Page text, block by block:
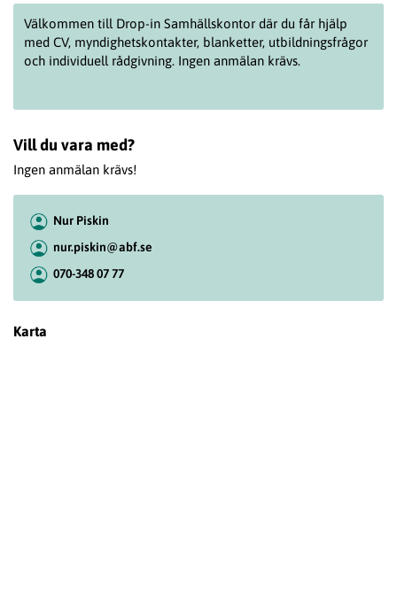
Välkommen till Drop-in Samhällskontor där du får hjälp
med CV, myndighetskontakter, blanketter, utbildningsfrågor
och individuell rådgivning. Ingen anmälan krävs.
Vill du vara med?
Ingen anmälan krävs!
Nur Piskin
nur.piskin@abf.se
070-348 07 77
Karta